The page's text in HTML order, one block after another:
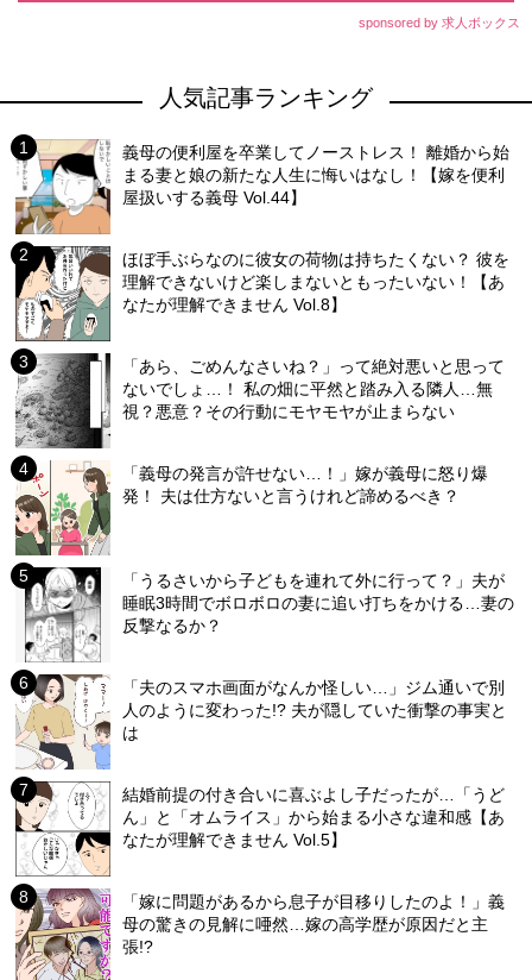
sponsored by 求人ボックス
人気記事ランキング
義母の便利屋を卒業してノーストレス！ 離婚から始
まる妻と娘の新たな人生に悔いはなし！【嫁を便利
屋扱いする義母 Vol.44】
ほぼ手ぶらなのに彼女の荷物は持ちたくない？ 彼を
理解できないけど楽しまないともったいない！【あ
なたが理解できません Vol.8】
「あら、ごめんなさいね？」って絶対悪いと思って
ないでしょ…！ 私の畑に平然と踏み入る隣人…無
視？悪意？その行動にモヤモヤが止まらない
「義母の発言が許せない…！」嫁が義母に怒り爆
発！ 夫は仕方ないと言うけれど諦めるべき？
「うるさいから子どもを連れて外に行って？」夫が
睡眠3時間でボロボロの妻に追い打ちをかける…妻の
反撃なるか？
「夫のスマホ画面がなんか怪しい…」ジム通いで別
人のように変わった!? 夫が隠していた衝撃の事実と
は
結婚前提の付き合いに喜ぶよし子だったが…「うど
ん」と「オムライス」から始まる小さな違和感【あ
なたが理解できません Vol.5】
「嫁に問題があるから息子が目移りしたのよ！」義
母の驚きの見解に唖然…嫁の高学歴が原因だと主
張!?